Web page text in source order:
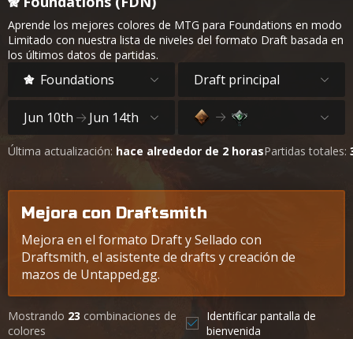
Aprende los mejores colores de MTG para Foundations en modo
Limitado con nuestra lista de niveles del formato Draft basada en
los últimos datos de partidas.
Foundations Draft principal
Jun 10th Jun 14th
Última actualización: hace alrededor de 2 horasPartidas totales:
Mejora con Draftsmith
Mejora en el formato Draft y Sellado con
Draftsmith, el asistente de drafts y creación de
mazos de Untapped.gg.
Mostrando 23 combinaciones de
colores
Identificar pantalla de
bienvenida